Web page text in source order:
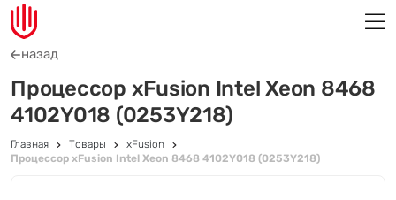
назад
Процессор xFusion Intel Xeon 8468
4102Y018 (0253Y218)
Главная Товары
xFusion
Процессор xFusion Intel Xeon 8468 4102Y018 (0253Y218)